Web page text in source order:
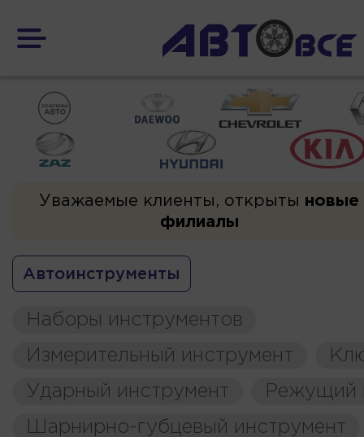
Уважаемые клиенты, открыты новые
филиалы
Автоинструменты
Наборы инструментов
Измерительный инструмент
Ударный инструмент
Режущий
Шарнирно-губцевый инструмент